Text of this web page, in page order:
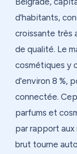
d'habitants,
croissante très
de qualité. Le
cosmétiques y
d'environ 8 %,
connectée.
parfums et
par rapport aux
brut tourne